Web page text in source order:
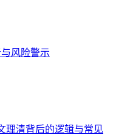
风险警示
理清背后的逻辑与常见